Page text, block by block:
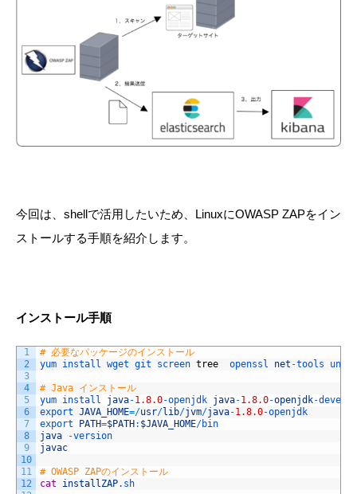
今回は、shellで活用したいため、LinuxにOWASP ZAPをイン
ストールする手順を紹介します。
インストール手順
1
2
3
4
5
6
7
8
9
10
11
12
# 必要なパッケージのインストール
yum install wget git screen tree openssl net -tools
# Java インストール
yum install java-1.8.0-openjdk java-1.8.0-openjdk-devel
export JAVA_HOME=/usr/lib/jvm/java-1.8.0-openjdk
export
PATH=$PATH : $JAVA_HOME/bin
java
-version
javac
# OWASP ZAPのインストール
cat
installZAP.sh